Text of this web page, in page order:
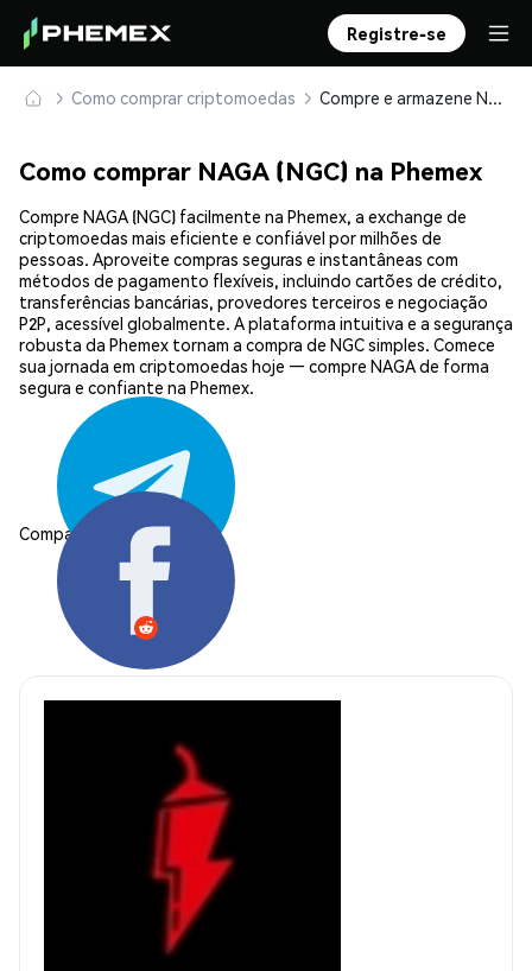
Registre-se
Como comprar criptomoedas Compre e armazene NAGA (NGC) com segurança
Como comprar NAGA (NGC) na Phemex
Compre NAGA (NGC) facilmente na Phemex, a exchange de
criptomoedas mais eficiente e confiável por milhões de
pessoas. Aproveite compras seguras e instantâneas com
métodos de pagamento flexíveis, incluindo cartões de crédito,
transferências bancárias, provedores terceiros e negociação
P2P, acessível globalmente. A plataforma intuitiva e a segurança
robusta da Phemex tornam a compra de NGC simples. Comece
sua jornada em criptomoedas hoje — compre NAGA de forma
segura e confiante na Phemex.
Compartilhar: